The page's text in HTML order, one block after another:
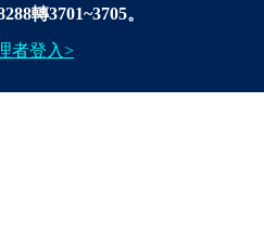
轉3701~3705。
者登入>